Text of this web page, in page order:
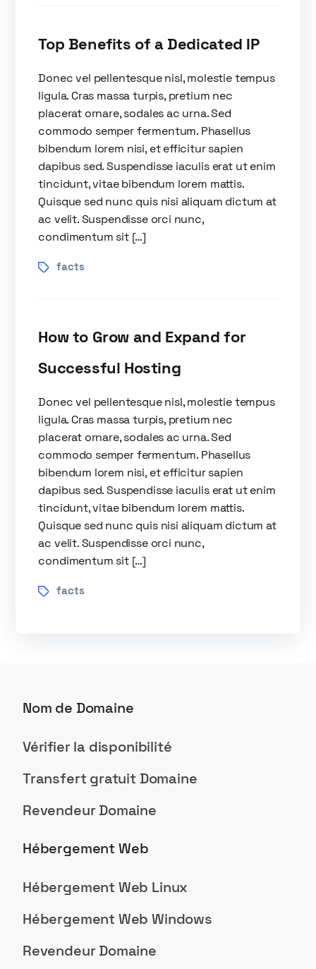
Top Benefits of a Dedicated IP
Donec vel pellentesque nisl, molestie tempus
ligula. Cras massa turpis, pretium nec
placerat ornare, sodales ac urna. Sed
commodo semper fermentum. Phasellus
bibendum lorem nisi, et efficitur sapien
dapibus sed. Suspendisse iaculis erat ut enim
tincidunt, vitae bibendum lorem mattis.
Quisque sed nunc quis nisi aliquam dictum at
ac velit. Suspendisse orci nunc,
condimentum sit […]
facts
How to Grow and Expand for
Successful Hosting
Donec vel pellentesque nisl, molestie tempus
ligula. Cras massa turpis, pretium nec
placerat ornare, sodales ac urna. Sed
commodo semper fermentum. Phasellus
bibendum lorem nisi, et efficitur sapien
dapibus sed. Suspendisse iaculis erat ut enim
tincidunt, vitae bibendum lorem mattis.
Quisque sed nunc quis nisi aliquam dictum at
ac velit. Suspendisse orci nunc,
condimentum sit […]
facts
Nom de Domaine
Vérifier la disponibilité
Transfert gratuit Domaine
Revendeur Domaine
Hébergement Web
Hébergement Web Linux
Hébergement Web Windows
Revendeur Domaine